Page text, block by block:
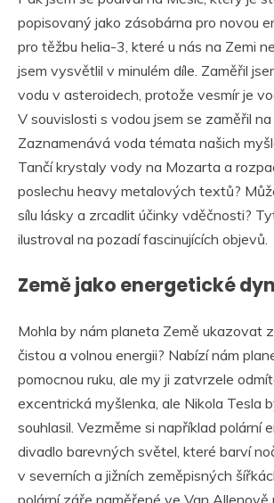
popisovaný jako zásobárna pro novou
pro těžbu helia-3, které u nás na Zemi
jsem vysvětlil v minulém díle. Zaměřil
vodu v asteroidech, protože vesmír je
V souvislosti s vodou jsem se zaměřil
Zaznamenává voda témata našich
Tančí krystaly vody na Mozarta a
poslechu heavy metalových textů?
sílu lásky a zrcadlit účinky vděčnosti?
ilustroval na pozadí fascinujících objevů.
Země jako energetické
Mohla by nám planeta Země ukazovat
čistou a volnou energii? Nabízí nám
pomocnou ruku, ale my ji zatvrzele
excentrická myšlenka, ale Nikola Tesla
souhlasil. Vezměme si například polární
divadlo barevných světel, které barví
v severních a jižních zeměpisných